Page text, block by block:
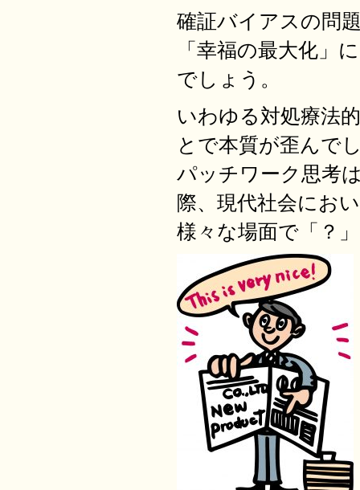
確証バイアスの問
「幸福の最大化」
でしょう。
いわゆる対処療法
とで本質が歪んで
パッチワーク思考
際、現代社会にお
様々な場面で「？